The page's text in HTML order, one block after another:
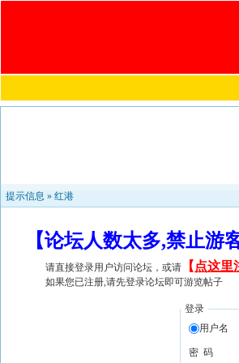
提示信息 » 红港
【论坛人数太多,禁止
请直接登录用户访问论坛，或请 【 点这里
如果您已注册,请先登录论坛即可游览帖子
登录
用户名
密 码